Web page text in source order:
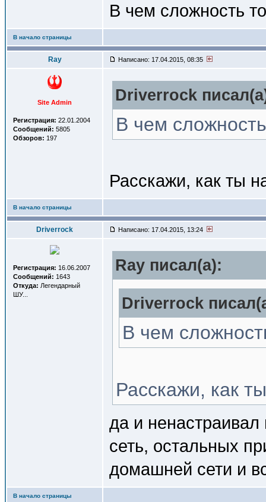
В чем сложность
В начало страницы
Ray Написано: 17.04.2015, 08:35
Site Admin
Регистрация: 22.01.2004
Сообщений: 5805
Обзоров: 197
Driverrock
В чем
Расскажи, как ты
В начало страницы
Driverrock Написано: 17.04.2015, 13:24
Регистрация: 16.06.2007
Сообщений: 1643
Откуда: Легендарный
ШУ...
Ray писал(a):
Driverrock
В чем
Расскажи, как
да и
сеть, остальных
домашней сети и
В начало страницы